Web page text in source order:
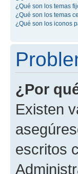
¿Qué son los temas
¿Qué son los temas
¿Qué son los iconos
¿Por
Existen
escritos